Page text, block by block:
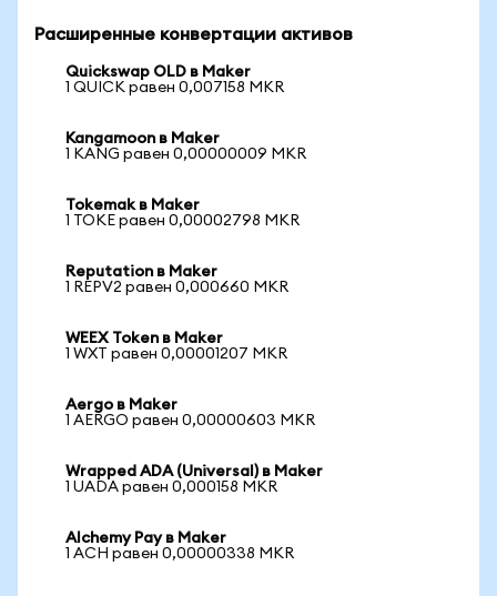
Расширенные конвертации активов
Quickswap OLD в Maker
1 QUICK равен 0,007158 MKR
Kangamoon в Maker
1 KANG равен 0,00000009 MKR
Tokemak в Maker
1 TOKE равен 0,00002798 MKR
Reputation в Maker
1 REPV2 равен 0,000660 MKR
WEEX Token в Maker
1 WXT равен 0,00001207 MKR
Aergo в Maker
1 AERGO равен 0,00000603 MKR
Wrapped ADA (Universal) в Maker
1 UADA равен 0,000158 MKR
Alchemy Pay в Maker
1 ACH равен 0,00000338 MKR